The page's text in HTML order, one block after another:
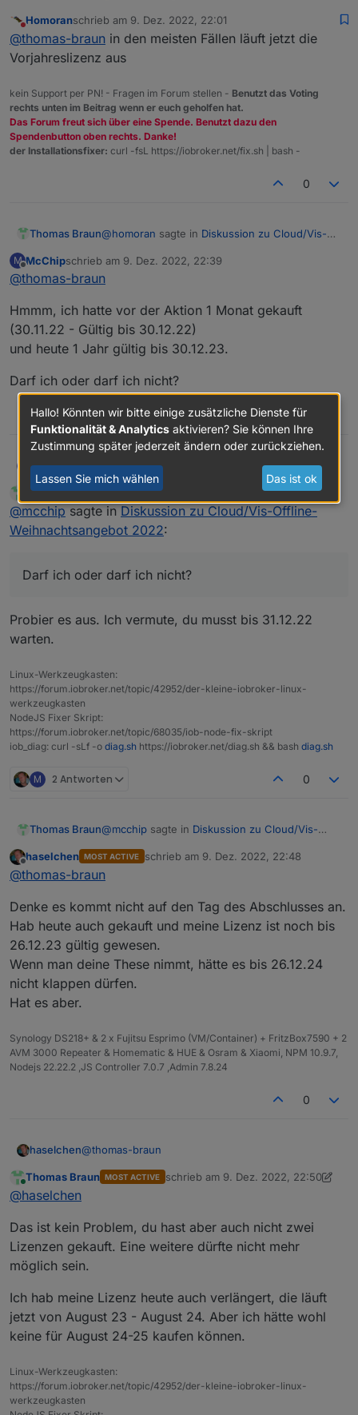
1x jetzt, in den nächsten Tagen das 2.
bereits eine Lizenz läuft dürfte der Zeitraum für
eine zweite Lizenz nicht ausreichen.
Nicht stören
Homoranschrieb am 9. Dez. 2022, 22:01
zuletzt editiert von
@thomas-braun in den meisten Fällen läuft jetzt die
Vorjahreslizenz aus
kein Support per PN! - Fragen im Forum stellen - Benutzt das Voting
rechts unten im Beitrag wenn er euch geholfen hat.
Das Forum freut sich über eine Spende. Benutzt dazu den
Spendenbutton oben rechts. Danke!
der Installationsfixer: curl -fsL https://iobroker.net/fix.sh | bash -
0
Thomas Braun@homoran sagte in Diskussion zu Cloud/Vis-
Aber nur, wenn man jetzt neueinsteigt. Wenn
bereits eine Lizenz läuft dürfte der Zeitraum für
eine zweite Lizenz nicht ausreichen.
M
Offline
McChipschrieb am 9. Dez. 2022, 22:39
zuletzt editiert von
@thomas-braun
Hmmm, ich hatte vor der Aktion 1 Monat gekauft
(30.11.22 - Gültig bis 30.12.22)
und heute 1 Jahr gültig bis 30.12.23.
Darf ich oder darf ich nicht?
0
McChip@thomas-braun
(30.11.22 - Gültig bis 30.12.22)
und heute 1 Jahr gültig bis 30.12.23.
Darf ich oder darf ich nicht?
Online
Thomas Braun MOST ACTIVE 9. Dez. 2022, 22:45
zuletzt editiert von
@mcchip sagte in Diskussion zu Cloud/Vis-Offline-
Weihnachtsangebot 2022:
Darf ich oder darf ich nicht?
Probier es aus. Ich vermute, du musst bis 31.12.22
warten.
Linux-Werkzeugkasten:
https://forum.iobroker.net/topic/42952/der-kleine-iobroker-linux-
werkzeugkasten
NodeJS Fixer Skript:
https://forum.iobroker.net/topic/68035/iob-node-fix-skript
iob_diag: curl -sLf -o diag.sh https://iobroker.net/diag.sh && bash diag.sh
M 2 Antworten 0
Thomas Braun@mcchip sagte in Diskussion zu Cloud/Vis-
Probier es aus. Ich vermute, du musst bis
31.12.22 warten.
Offline
haselchen MOST ACTIVE schrieb am 9. Dez. 2022, 22:48
zuletzt editiert von
@thomas-braun
Denke es kommt nicht auf den Tag des Abschlusses an.
Hab heute auch gekauft und meine Lizenz ist noch bis
26.12.23 gültig gewesen.
Wenn man deine These nimmt, hätte es bis 26.12.24
nicht klappen dürfen.
Hat es aber.
Synology DS218+ & 2 x Fujitsu Esprimo (VM/Container) + FritzBox7590 + 2
AVM 3000 Repeater & Homematic & HUE & Osram & Xiaomi, NPM 10.9.7,
Nodejs 22.22.2 ,JS Controller 7.0.7 ,Admin 7.8.24
0
haselchen@thomas-braun
Denke es kommt nicht auf den Tag des
bis 26.12.23 gültig gewesen.
Wenn man deine These nimmt, hätte es bis 26.12.24
Hat es aber.
Online
Thomas Braun MOST ACTIVE schrieb am 9. Dez. 2022, 22:50
zuletzt editiert von Thomas Braun
@haselchen
Das ist kein Problem, du hast aber auch nicht zwei
Lizenzen gekauft. Eine weitere dürfte nicht mehr
möglich sein.
Ich hab meine Lizenz heute auch verlängert, die läuft
jetzt von August 23 - August 24. Aber ich hätte wohl
keine für August 24-25 kaufen können.
Linux-Werkzeugkasten:
https://forum.iobroker.net/topic/42952/der-kleine-iobroker-linux-
werkzeugkasten
Hallo! Könnten wir bitte einige zusätzliche Dienste für
Funktionalität & Analytics aktivieren? Sie können Ihre
Zustimmung später jederzeit ändern oder zurückziehen.
Lassen Sie mich wählen Das ist ok